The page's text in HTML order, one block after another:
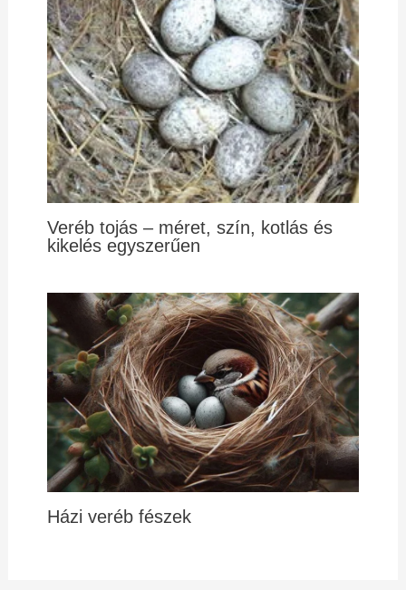
Veréb tojás – méret, szín, kotlás és
kikelés egyszerűen
Házi veréb fészek